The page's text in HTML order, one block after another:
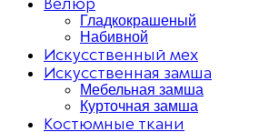
Гладкокрашеный
Набивной
Искусственный мех
Искусственная замша
Мебельная замша
Курточная замша
Костюмные ткани